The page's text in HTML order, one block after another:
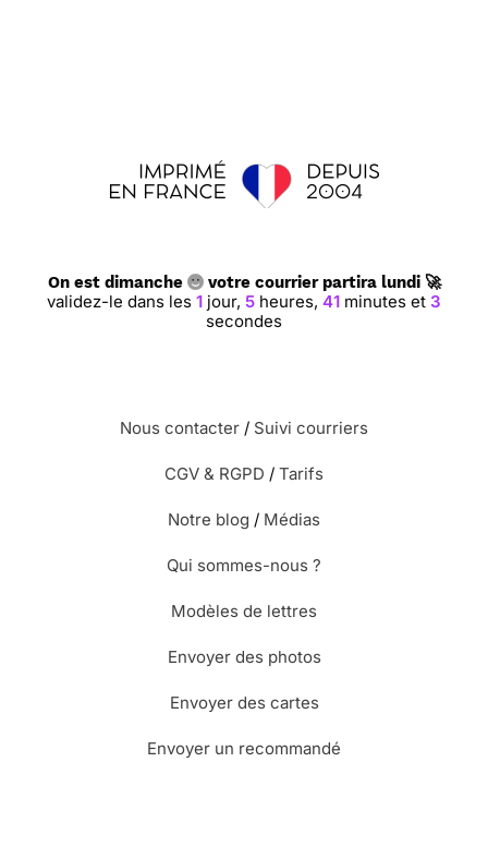
On est dimanche votre courrier partira lundi 🚀
validez-le dans les 1 jour, 5 heures, 41 minutes et 3
secondes
Nous contacter / Suivi courriers
CGV & RGPD / Tarifs
Notre blog / Médias
Qui sommes-nous ?
Modèles de lettres
Envoyer des photos
Envoyer des cartes
Envoyer un recommandé